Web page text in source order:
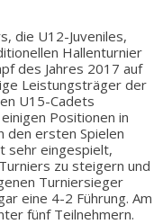
die U12-Juveniles,
Hallenturnier
des Jahres 2017 auf
Leistungsträger der
U15-Cadets
Positionen in
den ersten Spielen
sehr eingespielt,
zu steigern und
Turniersieger
eine 4-2 Führung. Am
fünf Teilnehmern.